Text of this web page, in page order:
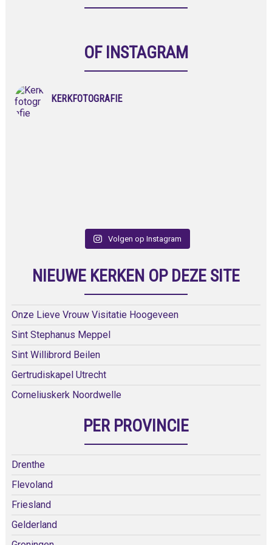
OF INSTAGRAM
KERKFOTOGRAFIE
Volgen op Instagram
NIEUWE KERKEN OP DEZE SITE
Onze Lieve Vrouw Visitatie Hoogeveen
Sint Stephanus Meppel
Sint Willibrord Beilen
Gertrudiskapel Utrecht
Corneliuskerk Noordwelle
PER PROVINCIE
Drenthe
Flevoland
Friesland
Gelderland